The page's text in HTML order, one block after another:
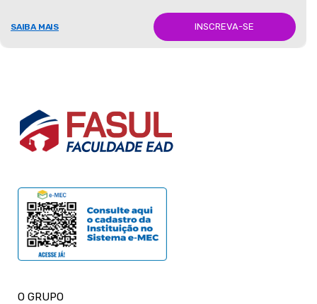
SAIBA MAIS INSCREVA-SE
O GRUPO